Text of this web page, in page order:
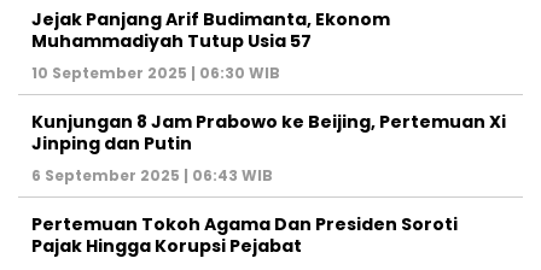
Jejak Panjang Arif Budimanta, Ekonom
Muhammadiyah Tutup Usia 57
10 September 2025 | 06:30 WIB
Kunjungan 8 Jam Prabowo ke Beijing, Pertemuan Xi
Jinping dan Putin
6 September 2025 | 06:43 WIB
Pertemuan Tokoh Agama Dan Presiden Soroti
Pajak Hingga Korupsi Pejabat